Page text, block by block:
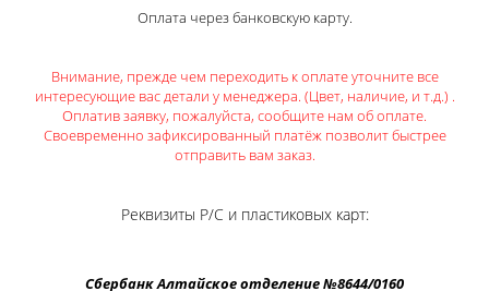
Оплата через банковскую карту.
Внимание, прежде чем переходить к оплате уточните все
интересующие вас детали у менеджера. (Цвет, наличие, и т.д.) .
Оплатив заявку, пожалуйста, сообщите нам об оплате.
Своевременно зафиксированный платёж позволит быстрее
отправить вам заказ.
Реквизиты Р/С и пластиковых карт:
Сбербанк Алтайское отделение №8644/0160